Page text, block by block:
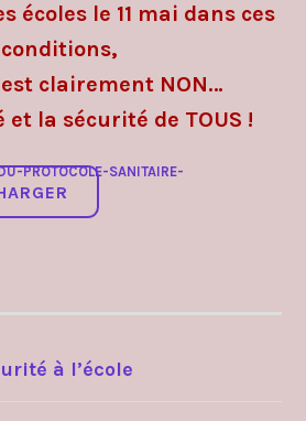
écoles le 11 mai dans ces
conditions,
clairement NON…
la sécurité de TOUS !
PROTOCOLE-SANITAIRE-
à l’école